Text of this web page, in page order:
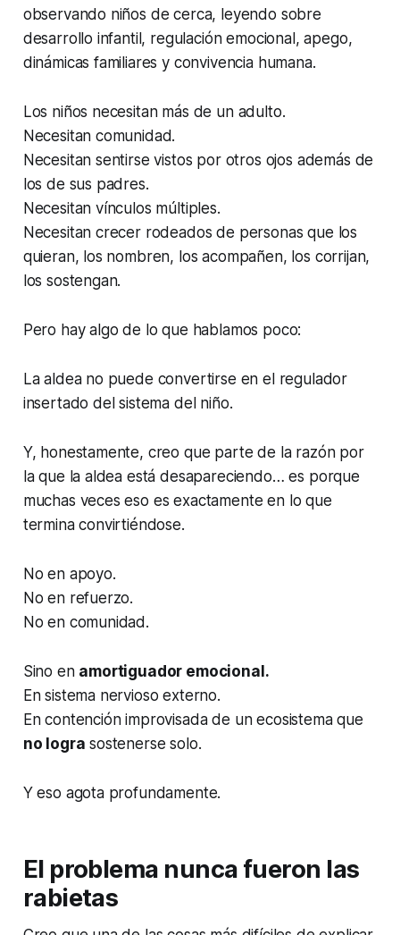
observando niños de cerca, leyendo sobre
desarrollo infantil, regulación emocional, apego,
dinámicas familiares y convivencia humana.
Los niños necesitan más de un adulto.
Necesitan comunidad.
Necesitan sentirse vistos por otros ojos además de
los de sus padres.
Necesitan vínculos múltiples.
Necesitan crecer rodeados de personas que los
quieran, los nombren, los acompañen, los corrijan,
los sostengan.
Pero hay algo de lo que hablamos poco:
La aldea no puede convertirse en el regulador
insertado del sistema del niño.
Y, honestamente, creo que parte de la razón por
la que la aldea está desapareciendo… es porque
muchas veces eso es exactamente en lo que
termina convirtiéndose.
No en apoyo.
No en refuerzo.
No en comunidad.
Sino en amortiguador emocional.
En sistema nervioso externo.
En contención improvisada de un ecosistema que
no logra sostenerse solo.
Y eso agota profundamente.
El problema nunca fueron las
rabietas